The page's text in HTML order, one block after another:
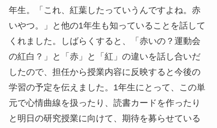
年生。「これ、紅葉したっていうんですよね。赤
いやつ。」と他の1年生も知っていることを話して
くれました。しばらくすると、「赤いの？運動会
の紅白？」と「赤」と「紅」の違いを話し合いだ
したので、担任から授業内容に反映すると今後の
学習の予定を伝えました。1年生にとって、この単
元で心情曲線を扱ったり、読書カードを作ったり
と明日の研究授業に向けて、期待を募らせている